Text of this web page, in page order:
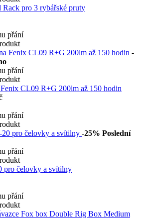
pro 3 rybářské pruty
přání
-
přání
CL09 R+G 200lm až 150 hodin
přání
-25% Poslední
přání
pro čelovky a svítilny
přání